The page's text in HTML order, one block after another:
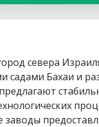
севера
садами Бахаи и
заводы